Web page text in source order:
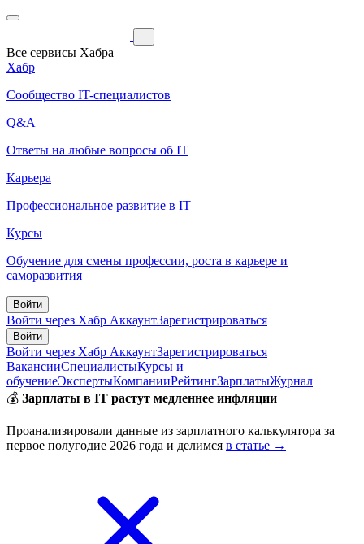
Все сервисы Хабра
Хабр
Сообщество IT-специалистов
Q&A
Ответы на любые вопросы об IT
Карьера
Профессиональное развитие в IT
Курсы
Обучение для смены профессии, роста в карьере и
саморазвития
Войти
Войти через Хабр АккаунтЗарегистрироваться
Войти
Войти через Хабр АккаунтЗарегистрироваться
ВакансииСпециалистыКурсы и
обучениеЭкспертыКомпанииРейтингЗарплатыЖурнал
💰 Зарплаты в IT растут медленнее инфляции
Проанализировали данные из зарплатного калькулятора за
первое полугодие 2026 года и делимся в статье →